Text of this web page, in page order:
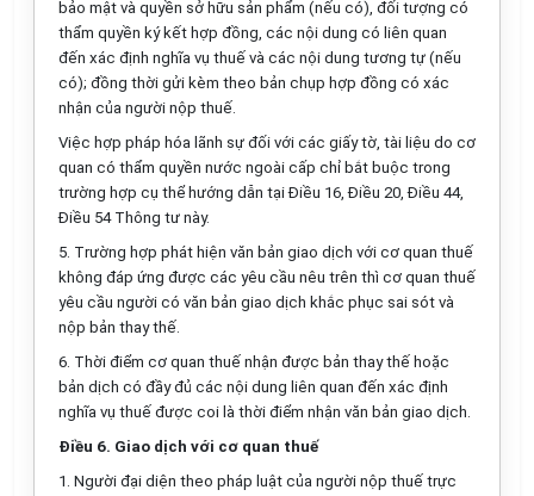
bảo mật và quyền sở hữu sản phẩm (nếu có), đối tượng có
thẩm quyền ký kết hợp đồng, các nội dung có liên quan
đến xác định nghĩa vụ thuế và các nội dung tương tự (nếu
có); đồng thời gửi kèm theo bản chụp hợp đồng có xác
nhận của người nộp thuế.
Việc hợp pháp hóa lãnh sự đối với các giấy tờ, tài liệu do cơ
quan có thẩm quyền nước ngoài cấp chỉ bắt buộc trong
trường hợp cụ thể hướng dẫn tại Điều 16, Điều 20, Điều 44,
Điều 54 Thông tư này.
5. Trường hợp phát hiện văn bản giao dịch với cơ quan thuế
không đáp ứng được các yêu cầu nêu trên thì cơ quan thuế
yêu cầu người có văn bản giao dịch khắc phục sai sót và
nộp bản thay thế.
6. Thời điểm cơ quan thuế nhận được bản thay thế hoặc
bản dịch có đầy đủ các nội dung liên quan đến xác định
nghĩa vụ thuế được coi là thời điểm nhận văn bản giao dịch.
Điều 6. Giao dịch với cơ quan thuế
1. Người đại diện theo pháp luật của người nộp thuế trực